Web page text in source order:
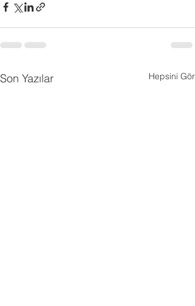
Son Yazılar Hepsini Gör